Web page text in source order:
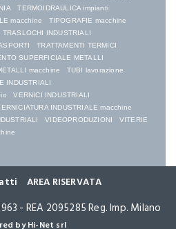
TERMOIDRAULICA impianti
macchine
TIPOGRAFIE macchine
TRASLOCHI INDUSTRIALI
TRATTAMENTI TERMICI
SUPERFICIALE METALLI
macchine
TUBI lavorazione
INDUSTRIALI
VERNICI INDUSTRIALI
INDUSTRIALE macchine
VIDEOPRODUZIONI
VITERIE
- REA 2095285 Reg. Imp. Milano
by Hi-Net srl
AREA RISERVATA